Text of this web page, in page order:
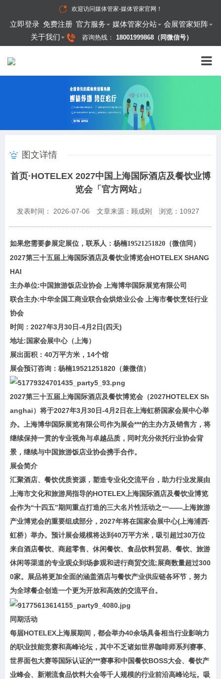
欢迎访问媒体管家-媒体管家官网 ！
立即登录 免费注册 官方服务 媒体管家分站
会展管家矩阵
关于我们
咨询热线： 18001999868（同微信号）
图文详情
首页·HOTELEX 2027中国上海国际酒店及餐饮业博
览会「官方网站」
发表时间： 2026-07-06 文章来源：顾成刚 浏览： 10927
如果您需要参展定展位，联系人：杨楠19521251820（微信同）
2027第三十五届上海国际酒店及餐饮业博览会HOTELEX SHANG
HAI
主办单位:中国旅游饭店业协会 上海博华国际展览有限公司
联合主办:中华全国工商业联合会烘焙业公会 上海市餐饮烹饪行业
协会
时间：2027年3月30日-4月2日(四天)
地址:国家会展中心（上海）
展出面积：40万平方米，14个馆
展会预订咨询：杨楠19521251820（兼微信）
2027第三十五届上海国际酒店及餐饮博览会（2027HOTELEX Sh
anghai）将于2027年3月30日-4月2日在上海虹桥国家会展中心举
办。上海博华国际展览有限公司作为展会***的主办方及销售方，将
继续保持一贯的专业视角与卓越品质，同时充分依托行业协会背
景，继续与中国旅游饭店业协会携手合作。
展会简介
汇聚酒店、餐饮优质资源，塑造专业化交流平台，助力行业发展由
上海市文化和旅游局指导的HOTELEX上海国际酒店及餐饮业博览
会作为“十四五”期间重点打造的三大名片性活动之一——上海旅游
产业博览会的重要组成部分，2027年将在国家会展中心(上海浦西·
虹桥）举办。预计展会规模将达到40万平方米，吸引超过30万位
来自酒店餐饮、商超零售、休闲餐饮、食品饮料贸易、餐饮、旅游
休闲等渠道的专业观众到场参观和进行商贸交流;展商数量超过300
0家。展品将更加全面的涵盖酒店与餐饮产业供应链各环节，努力
为全球餐企创造一个更为开放和高效的交流平台。
同期活动
每届HOTELEX上海展期间，都会举办40余场具备相当行业影响力
的职业技能竞赛和高峰论坛，其中不乏诸如世界咖啡师系列赛事、
世界面包大赛等国际认证的***赛事和中国餐饮BOSS大会、餐饮产
业峰会、新潮流食品饮料大会等千人规模的行业前沿高峰论坛。吸